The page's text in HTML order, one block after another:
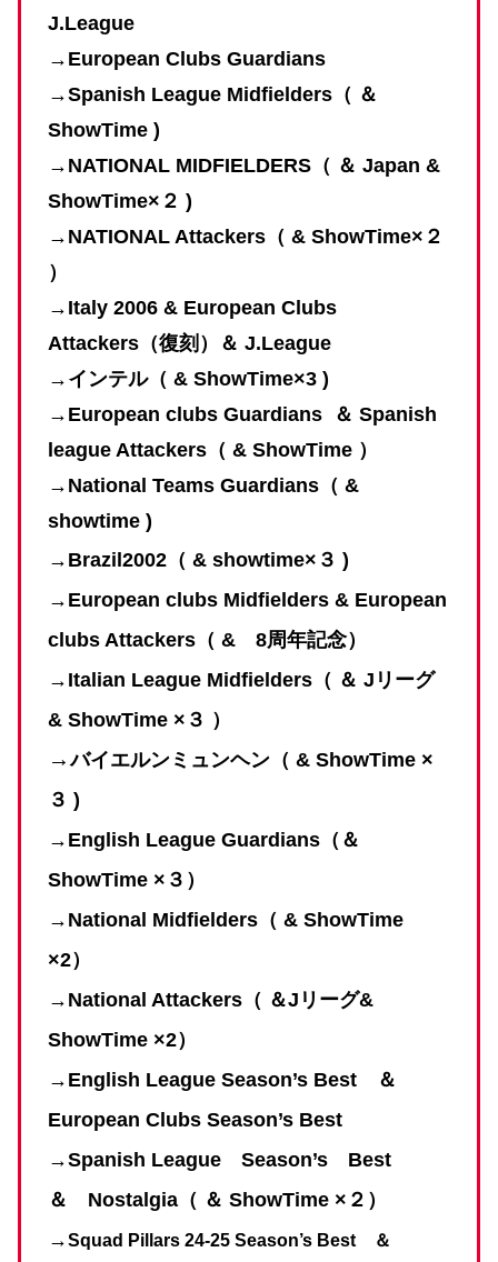
J.League
→European Clubs Guardians
→Spanish League Midfielders（ ＆
ShowTime )
→NATIONAL MIDFIELDERS （ ＆ Japan &
ShowTime×２ )
→ NATIONAL Attackers（ & ShowTime×２
）
→ Italy 2006 & European Clubs
Attackers（復刻）＆ J.League
→インテル（ & ShowTime×3 )
→European clubs Guardians ＆ Spanish
league Attackers （ & ShowTime ）
→ National Teams Guardians（ &
showtime )
→Brazil2002（ & showtime×３ )
→European clubs Midfielders & European
clubs Attackers（ & 8周年記念）
→ Italian League Midfielders（ ＆ Jリーグ
& ShowTime ×３ ）
→バイエルンミュンヘン（ & ShowTime ×
３ )
→ English League Guardians（＆
ShowTime ×３）
→National Midfielders（ & ShowTime
×2）
→National Attackers （ ＆Jリーグ&
ShowTime ×2）
→English League Season’s Best ＆
European Clubs Season’s Best
→Spanish League Season’s Best
＆ Nostalgia（ ＆ ShowTime ×２）
→Squad Pillars 24-25 Season’s Best ＆